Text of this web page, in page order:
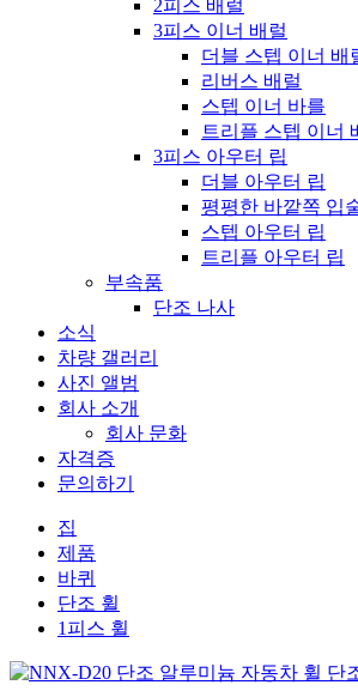
2피스 배럴
3피스 이너 배럴
더블 스텝 이너 배
리버스 배럴
스텝 이너 바를
트리플 스텝 이너
3피스 아우터 립
더블 아우터 립
평평한 바깥쪽 입
스텝 아우터 립
트리플 아우터 립
부속품
단조 나사
소식
차량 갤러리
사진 앨범
회사 소개
회사 문화
자격증
문의하기
집
제품
바퀴
단조 휠
1피스 휠